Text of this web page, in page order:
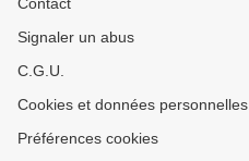
Signaler un abus
C.G.U.
Cookies et données personnelles
Préférences cookies